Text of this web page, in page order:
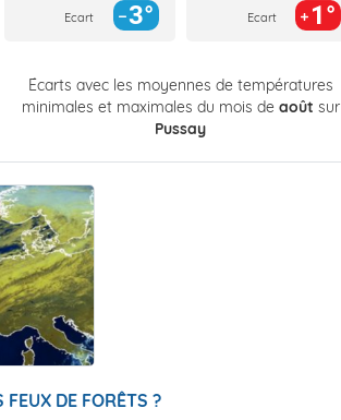
Ecart 3° Ecart 1°
Écarts avec les moyennes de températures
minimales et maximales du mois de août sur
Pussay
FEUX DE FORÊTS ?